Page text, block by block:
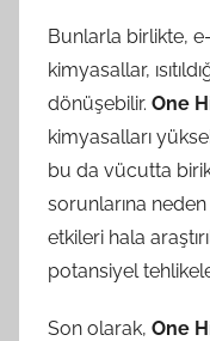
Bunlarla birlikte,
kimyasallar,
dönüşebilir. One
kimyasalları
bu da vücutta
sorunlarına
etkileri hala
potansiyel
Son olarak, One